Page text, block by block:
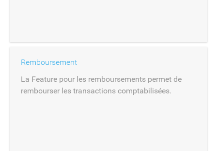
Remboursement
La Feature pour les remboursements permet de
rembourser les transactions comptabilisées.